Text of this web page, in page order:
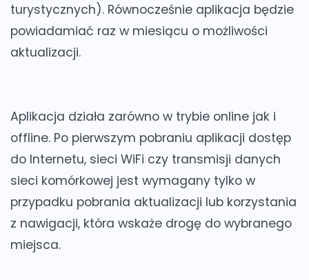
turystycznych). Równocześnie aplikacja będzie
powiadamiać raz w miesiącu o możliwości
aktualizacji.
Aplikacja działa zarówno w trybie online jak i
offline. Po pierwszym pobraniu aplikacji dostęp
do Internetu, sieci WiFi czy transmisji danych
sieci komórkowej jest wymagany tylko w
przypadku pobrania aktualizacji lub korzystania
z nawigacji, która wskaże drogę do wybranego
miejsca.